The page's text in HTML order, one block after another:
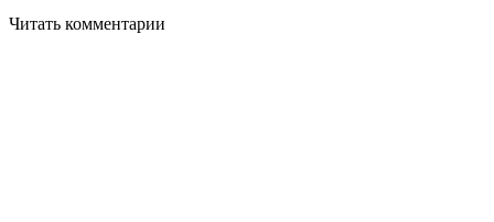
Читать комментарии